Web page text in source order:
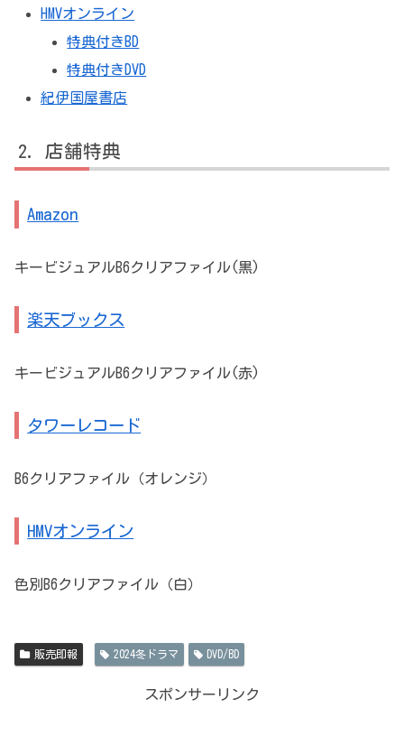
HMVオンライン
特典付きBD
特典付きDVD
紀伊国屋書店
店舗特典
Amazon
キービジュアルB6クリアファイル(黒)
楽天ブックス
キービジュアルB6クリアファイル(赤)
タワーレコード
B6クリアファイル（オレンジ）
HMVオンライン
色別B6クリアファイル（白）
販売即報 2024冬ドラマ DVD/BD
スポンサーリンク